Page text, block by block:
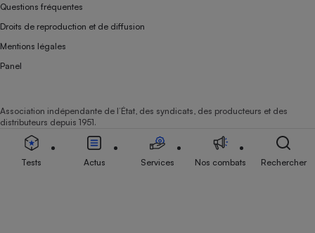
Questions fréquentes
Droits de reproduction et de diffusion
Mentions légales
Panel
Association indépendante de l’État, des syndicats, des producteurs et des
distributeurs depuis 1951.
Tests Actus Services Nos combats Rechercher